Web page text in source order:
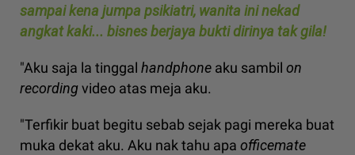
sampai kena jumpa psikiatri, wanita ini nekad
angkat kaki... bisnes berjaya bukti dirinya tak gila!
"Aku saja la tinggal handphone aku sambil on
recordingvideo atas meja aku.
"Terfikir buat begitu sebab sejak pagi mereka buat
muka dekat aku. Aku nak tahu apa officemate